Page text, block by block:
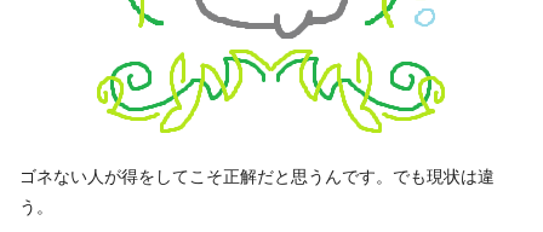
ゴネない人が得をしてこそ正解だと思うんです。でも現状は違
う。